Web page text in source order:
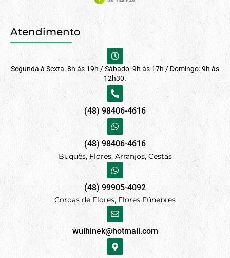
Atendimento
Segunda à Sexta: 8h às 19h / Sábado: 9h às 17h / Domingo: 9h às
12h30.
(48) 98406-4616
(48) 98406-4616
Buquês, Flores, Arranjos, Cestas
(48) 99905-4092
Coroas de Flores, Flores Fúnebres
wulhinek@hotmail.com